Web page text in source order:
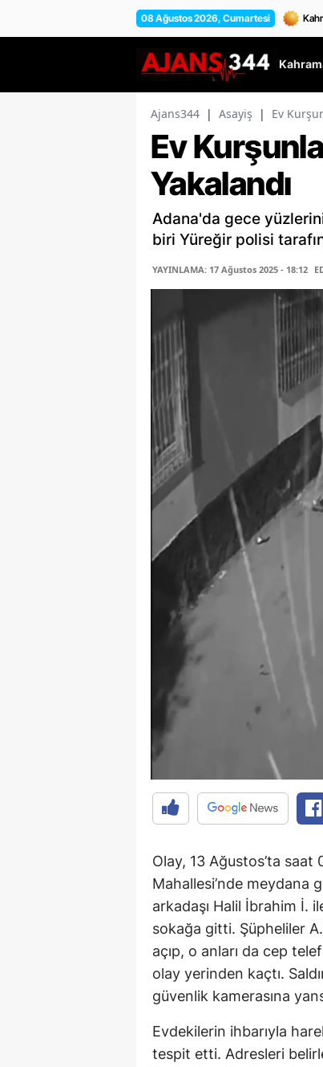
08 Ağustos 2026, Cumartesi
Ajans344 | Asayiş | Ev
Ev
Yakalandı
Adana'da gece
biri Yüreğir polisi
YAYINLAMA: 17 Ağustos 2025 - 18:12
Olay, 13 Ağustos’ta saat
Mahallesi’nde meydana
arkadaşı Halil İbrahim İ.
sokağa gitti. Şüpheliler
açıp, o anları da cep
olay yerinden kaçtı.
güvenlik kamerasına
Evdekilerin ihbarıyla
tespit etti. Adresleri